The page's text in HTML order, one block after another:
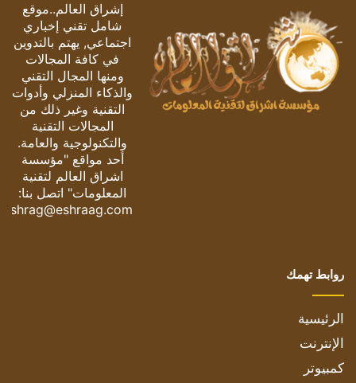
إشراق العالم..موقع
شامل تقني إخباري
اجتماعي, يهتم بالتدوين
في كافة المجالات
ومنها المجال التقني
والذكاء المنزلي وأدوات
التقنية وغير ذلك من
المجالات التقنية
والتكنولوجية والعامة.
أحد مواقع "مؤسسة
اشراق العالم لتقنية
المعلومات" اتصل بنا:
eshrag@eshraag.com
روابط تهمك
الرئيسية
الإنترنت
كمبيوتر